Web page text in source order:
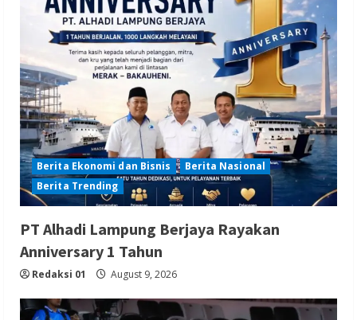
Berita Ekonomi dan Bisnis
Berita Nasional
Berita Trending
PT Alhadi Lampung Berjaya Rayakan
Anniversary 1 Tahun
Redaksi 01 August 9, 2026